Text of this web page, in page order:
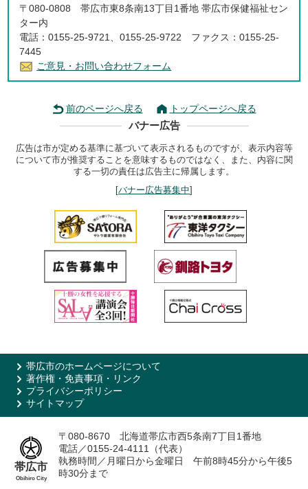
〒080-0808 帯広市東8条南13丁目1番地 帯広市保健福祉セン
ター内
電話：0155-25-9721、0155-25-9722 ファクス：0155-25-
7445
ご意見・お問い合わせフォーム
前のページへ戻る トップページへ戻る
バナー広告
広告は市が定める基準に基づいて表示されるものですが、表示内容等
について市が推奨することを意味するものではなく、また、内容に関
する一切の責任は広告主に帰属します。
[バナー広告募集中]
帯広市のホームページについて
著作権・免責事項・リンク
プライバシーポリシー
サイトマップ
帯広市
Obihiro City
〒080-8670 北海道帯広市西5条南7丁目1番地
電話／0155-24-4111（代表）
執務時間／月曜日から金曜日 午前8時45分から午後5
時30分まで